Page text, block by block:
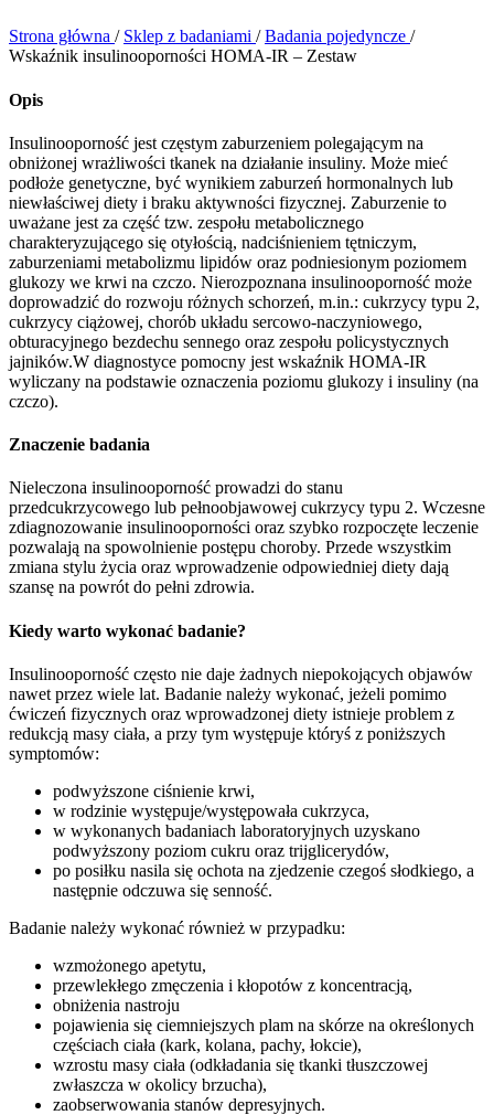
Strona główna / Sklep z badaniami / Badania pojedyncze /
Wskaźnik insulinooporności HOMA-IR – Zestaw
Opis
Insulinooporność jest częstym zaburzeniem polegającym na
obniżonej wrażliwości tkanek na działanie insuliny. Może mieć
podłoże genetyczne, być wynikiem zaburzeń hormonalnych lub
niewłaściwej diety i braku aktywności fizycznej. Zaburzenie to
uważane jest za część tzw. zespołu metabolicznego
charakteryzującego się otyłością, nadciśnieniem tętniczym,
zaburzeniami metabolizmu lipidów oraz podniesionym poziomem
glukozy we krwi na czczo. Nierozpoznana insulinooporność może
doprowadzić do rozwoju różnych schorzeń, m.in.: cukrzycy typu 2,
cukrzycy ciążowej, chorób układu sercowo-naczyniowego,
obturacyjnego bezdechu sennego oraz zespołu policystycznych
jajników.W diagnostyce pomocny jest wskaźnik HOMA-IR
wyliczany na podstawie oznaczenia poziomu glukozy i insuliny (na
czczo).
Znaczenie badania
Nieleczona insulinooporność prowadzi do stanu
przedcukrzycowego lub pełnoobjawowej cukrzycy typu 2. Wczesne
zdiagnozowanie insulinooporności oraz szybko rozpoczęte leczenie
pozwalają na spowolnienie postępu choroby. Przede wszystkim
zmiana stylu życia oraz wprowadzenie odpowiedniej diety dają
szansę na powrót do pełni zdrowia.
Kiedy warto wykonać badanie?
Insulinooporność często nie daje żadnych niepokojących objawów
nawet przez wiele lat. Badanie należy wykonać, jeżeli pomimo
ćwiczeń fizycznych oraz wprowadzonej diety istnieje problem z
redukcją masy ciała, a przy tym występuje któryś z poniższych
symptomów:
podwyższone ciśnienie krwi,
w rodzinie występuje/występowała cukrzyca,
w wykonanych badaniach laboratoryjnych uzyskano
podwyższony poziom cukru oraz trijglicerydów,
po posiłku nasila się ochota na zjedzenie czegoś słodkiego, a
następnie odczuwa się senność.
Badanie należy wykonać również w przypadku:
wzmożonego apetytu,
przewlekłego zmęczenia i kłopotów z koncentracją,
obniżenia nastroju
pojawienia się ciemniejszych plam na skórze na określonych
częściach ciała (kark, kolana, pachy, łokcie),
wzrostu masy ciała (odkładania się tkanki tłuszczowej
zwłaszcza w okolicy brzucha),
zaobserwowania stanów depresyjnych.